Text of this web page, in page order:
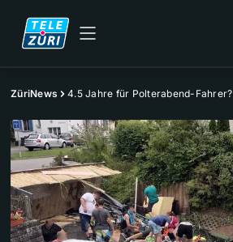
ZüriNews 4.5 Jahre für Polterabend-Fahrer?